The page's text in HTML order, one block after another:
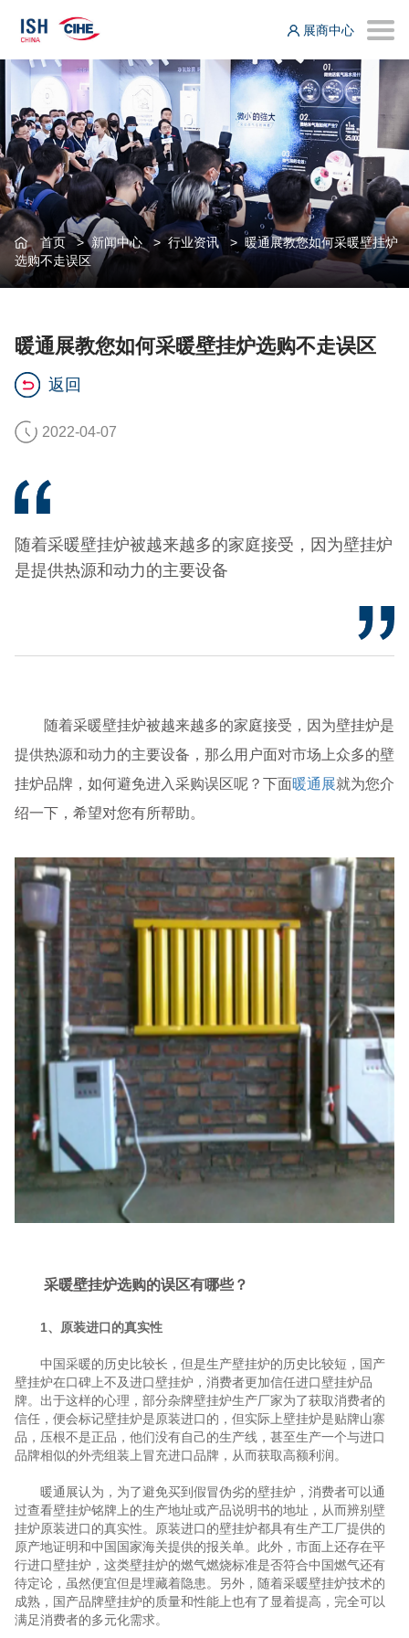
展商中心
首页>新闻中心>行业资讯> 暖通展教您如何采暖壁挂炉
选购不走误区
暖通展教您如何采暖壁挂炉选购不走误区
返回
2022-04-07
随着采暖壁挂炉被越来越多的家庭接受，因为壁挂炉
是提供热源和动力的主要设备
随着采暖壁挂炉被越来越多的家庭接受，因为壁挂炉是
提供热源和动力的主要设备，那么用户面对市场上众多的壁
挂炉品牌，如何避免进入采购误区呢？下面暖通展就为您介
绍一下，希望对您有所帮助。
采暖壁挂炉选购的误区有哪些？
1、原装进口的真实性
中国采暖的历史比较长，但是生产壁挂炉的历史比较短，国产
壁挂炉在口碑上不及进口壁挂炉，消费者更加信任进口壁挂炉品
牌。出于这样的心理，部分杂牌壁挂炉生产厂家为了获取消费者的
信任，便会标记壁挂炉是原装进口的，但实际上壁挂炉是贴牌山寨
品，压根不是正品，他们没有自己的生产线，甚至生产一个与进口
品牌相似的外壳组装上冒充进口品牌，从而获取高额利润。
暖通展认为，为了避免买到假冒伪劣的壁挂炉，消费者可以通
过查看壁挂炉铭牌上的生产地址或产品说明书的地址，从而辨别壁
挂炉原装进口的真实性。原装进口的壁挂炉都具有生产工厂提供的
原产地证明和中国国家海关提供的报关单。此外，市面上还存在平
行进口壁挂炉，这类壁挂炉的燃气燃烧标准是否符合中国燃气还有
待定论，虽然便宜但是埋藏着隐患。另外，随着采暖壁挂炉技术的
成熟，国产品牌壁挂炉的质量和性能上也有了显着提高，完全可以
满足消费者的多元化需求。